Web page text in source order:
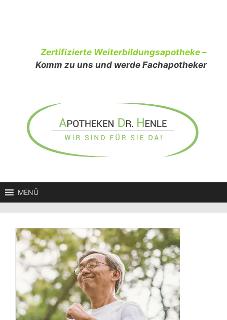
Zertifizierte Weiterbildungsapotheke –
Komm zu uns und werde Fachapotheker
MENÜ